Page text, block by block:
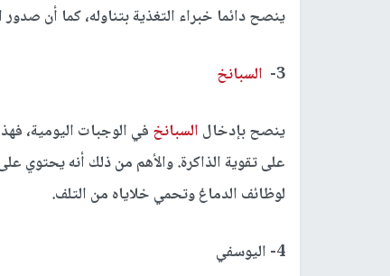
ينصح دائما خبراء التغذية بتناوله، كما أن
3- السبانخ
ينصح بإدخال السبانخ في الوجبات اليومية،
لوظائف الدماغ وتحمي خلاياه من التلف.
4- اليوسفي